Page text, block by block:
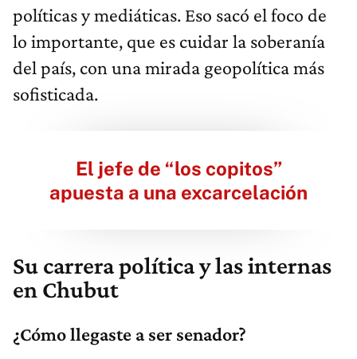
políticas y mediáticas. Eso sacó el foco de
lo importante, que es cuidar la soberanía
del país, con una mirada geopolítica más
sofisticada.
El jefe de “los copitos”
apuesta a una excarcelación
Su carrera política y las internas
en Chubut
¿Cómo llegaste a ser senador?